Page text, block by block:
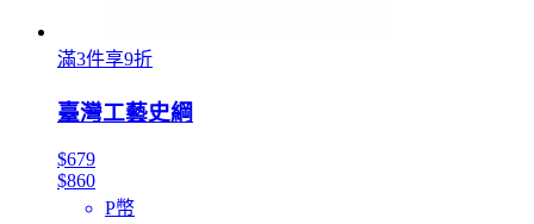
滿3件享9折
臺灣工藝史綱
$679
$860
P幣